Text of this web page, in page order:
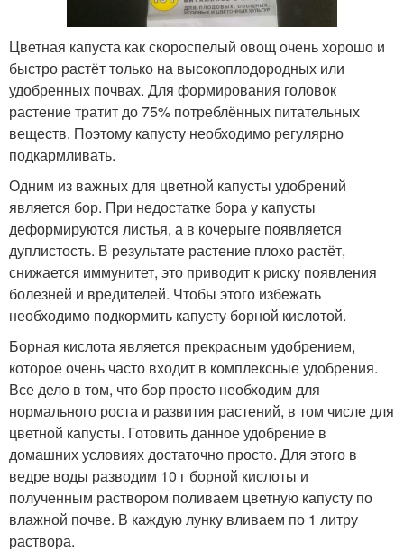
Цветная капуста как скороспелый овощ очень хорошо и
быстро растёт только на высокоплодородных или
удобренных почвах. Для формирования головок
растение тратит до 75% потреблённых питательных
веществ. Поэтому капусту необходимо регулярно
подкармливать.
Одним из важных для цветной капусты удобрений
является бор. При недостатке бора у капусты
деформируются листья, а в кочерыге появляется
дуплистость. В результате растение плохо растёт,
снижается иммунитет, это приводит к риску появления
болезней и вредителей. Чтобы этого избежать
необходимо подкормить капусту борной кислотой.
Борная кислота является прекрасным удобрением,
которое очень часто входит в комплексные удобрения.
Все дело в том, что бор просто необходим для
нормального роста и развития растений, в том числе для
цветной капусты. Готовить данное удобрение в
домашних условиях достаточно просто. Для этого в
ведре воды разводим 10 г борной кислоты и
полученным раствором поливаем цветную капусту по
влажной почве. В каждую лунку вливаем по 1 литру
раствора.